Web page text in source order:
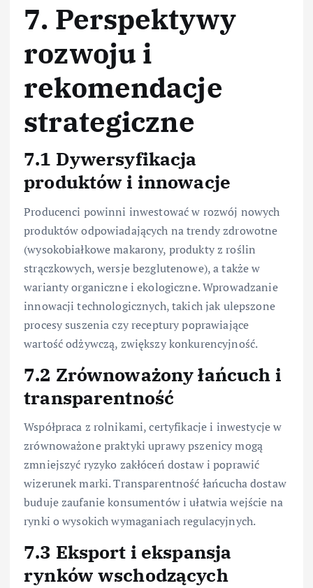
7. Perspektywy
rozwoju i
rekomendacje
strategiczne
7.1 Dywersyfikacja
produktów i innowacje
Producenci powinni inwestować w rozwój nowych
produktów odpowiadających na trendy zdrowotne
(wysokobiałkowe makarony, produkty z roślin
strączkowych, wersje bezglutenowe), a także w
warianty organiczne i ekologiczne. Wprowadzanie
innowacji technologicznych, takich jak ulepszone
procesy suszenia czy receptury poprawiające
wartość odżywczą, zwiększy konkurencyjność.
7.2 Zrównoważony łańcuch i
transparentność
Współpraca z rolnikami, certyfikacje i inwestycje w
zrównoważone praktyki uprawy pszenicy mogą
zmniejszyć ryzyko zakłóceń dostaw i poprawić
wizerunek marki. Transparentność łańcucha dostaw
buduje zaufanie konsumentów i ułatwia wejście na
rynki o wysokich wymaganiach regulacyjnych.
7.3 Eksport i ekspansja
rynków wschodzących